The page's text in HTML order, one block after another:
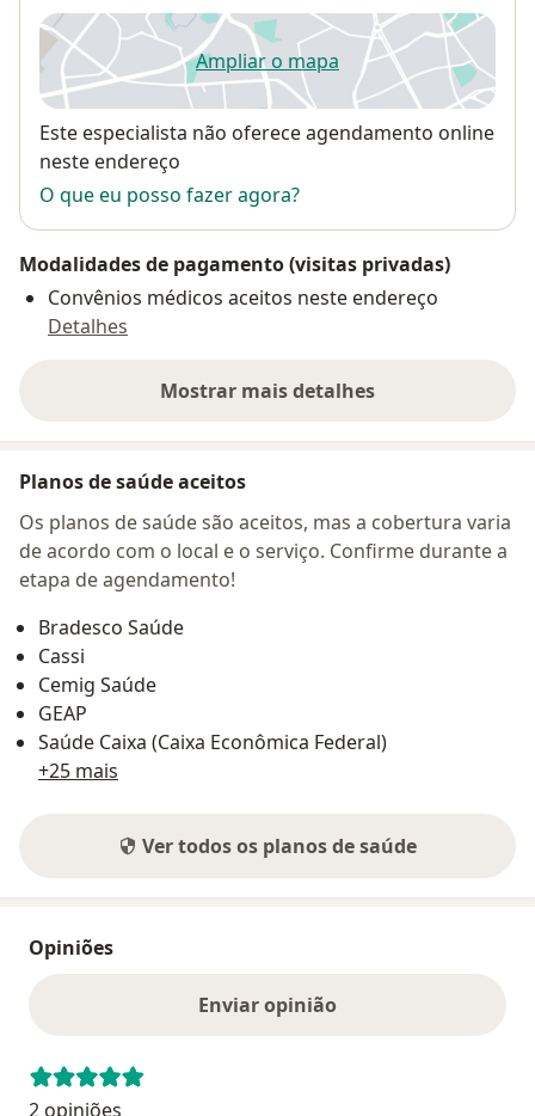
Ampliar o mapaabre num novo separador
Disponibilidade
Este especialista não oferece agendamento online
neste endereço
O que eu posso fazer agora?
Modalidades de pagamento (visitas privadas)
Convênios médicos aceitos neste endereço
Detalhes
Mostrar mais detalhes
sobre o endereço
Planos de saúde aceitos
Os planos de saúde são aceitos, mas a cobertura varia
de acordo com o local e o serviço. Confirme durante a
etapa de agendamento!
Bradesco Saúde
Cassi
Cemig Saúde
GEAP
Saúde Caixa (Caixa Econômica Federal)
+25 mais
Ver todos os planos de saúde
Opiniões
Enviar opinião
2 opiniões